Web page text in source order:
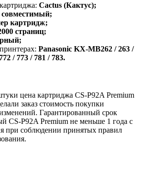
Cactus (Кактус);
совместимый;
картридж;
страниц;
Panasonic KX-MB262 / 263 /
/ 773 / 781 / 783.
цена картриджа CS-P92A Premium
заказ стоимость покупки
изменений. Гарантированный срок
CS-P92A Premium не меньше 1 года с
при соблюдении принятых правил